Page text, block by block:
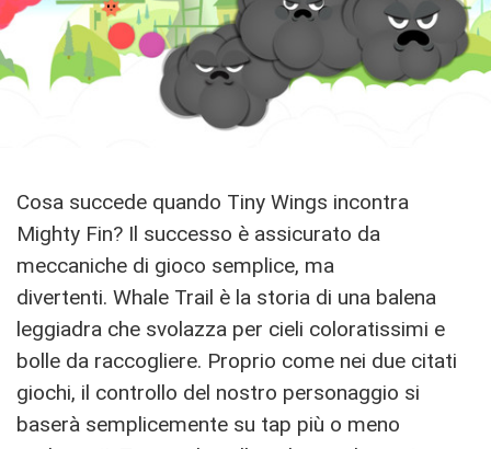
Cosa succede quando Tiny Wings incontra
Mighty Fin? Il successo è assicurato da
meccaniche di gioco semplice, ma
divertenti. Whale Trail è la storia di una balena
leggiadra che svolazza per cieli coloratissimi e
bolle da raccogliere. Proprio come nei due citati
giochi, il controllo del nostro personaggio si
baserà semplicemente su tap più o meno